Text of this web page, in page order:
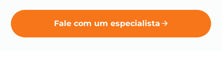
Fale com um especialista